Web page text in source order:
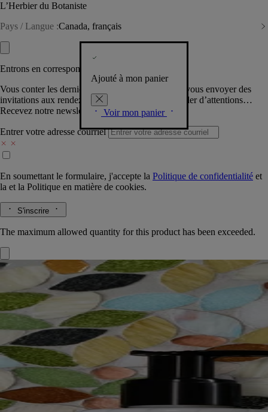
L’Herbier du Botaniste
Pays / Langue :Canada, français
Ajouté à mon panier
Voir mon panier
Entrons en correspondance​
Vous conter les dernières créations de la Maison, vous envoyer des
invitations aux rendez-vous Diptyque, vous combler d’attentions…
Recevez notre newsletter.
Entrer votre adresse courriel
En soumettant le formulaire, j'accepte la Politique de confidentialité et
la et la Politique en matière de cookies.
S'inscrire
The maximum allowed quantity for this product has been exceeded.